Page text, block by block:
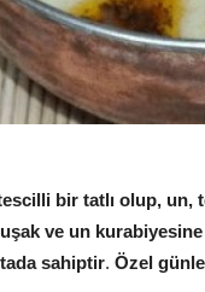
bir tatlı olup, un,
ve un kurabiyesine
sahiptir. Özel